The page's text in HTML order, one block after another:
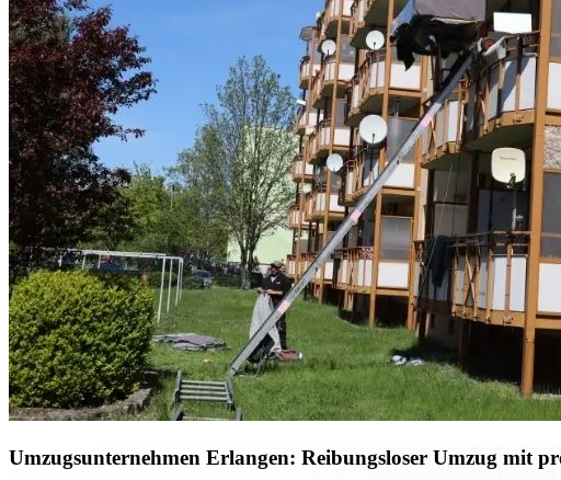
Umzugsunternehmen Erlangen: Reibungsloser Umzug mit